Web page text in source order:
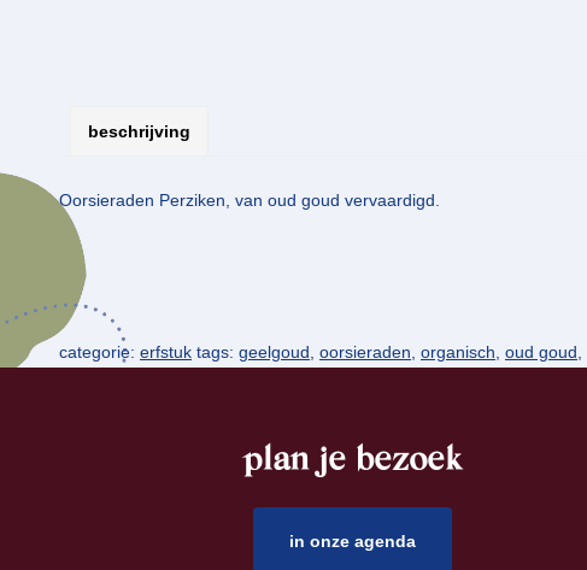
beschrijving
Oorsieraden Perziken, van oud goud vervaardigd.
categorie: erfstuk tags: geelgoud oorsieraden organisch oud goud
plan je bezoek
in onze agenda